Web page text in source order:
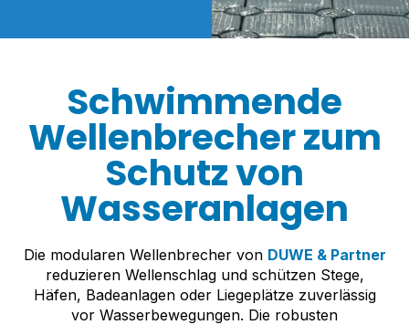
Schwimmende
Wellenbrecher zum
Schutz von
Wasseranlagen
Die modularen Wellenbrecher von DUWE & Partner
reduzieren Wellenschlag und schützen Stege,
Häfen, Badeanlagen oder Liegeplätze zuverlässig
vor Wasserbewegungen. Die robusten